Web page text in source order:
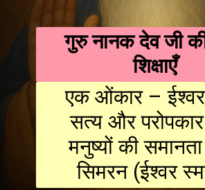
गुरु नानक देव जी
शिक्षाएँ
एक ओंकार –
सत्य और
मनुष्यों की
सिमरन (ईश्वर